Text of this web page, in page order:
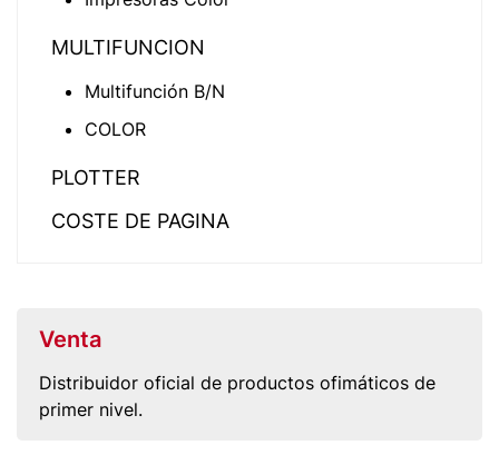
MULTIFUNCION
Multifunción B/N
COLOR
PLOTTER
COSTE DE PAGINA
Venta
Distribuidor oficial de productos ofimáticos de
primer nivel.